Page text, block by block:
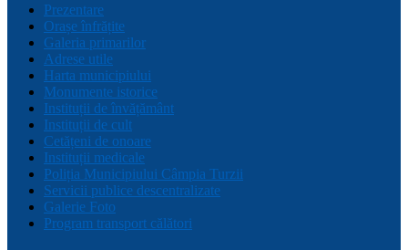
Prezentare
Orașe înfrățite
Galeria primarilor
Adrese utile
Harta municipiului
Monumente istorice
Instituții de învățământ
Instituții de cult
Cetățeni de onoare
Instituții medicale
Poliția Municipiului Câmpia Turzii
Servicii publice descentralizate
Galerie Foto
Program transport călători